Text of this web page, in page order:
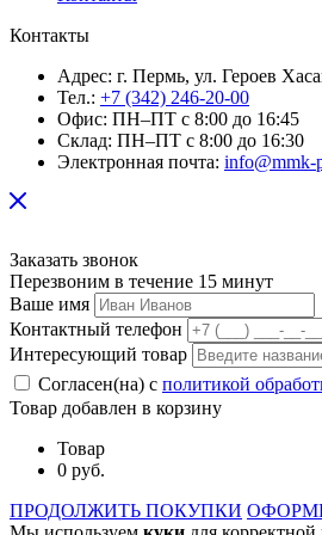
Контакты
Адрес: г. Пермь, ул. Героев
Тел.: +7 (342) 246-20-00
Офис: ПН–ПТ с 8:00 до 16:45
Склад: ПН–ПТ с 8:00 до 16:30
Электронная почта: info@mmk-
Заказать звонок
Перезвоним в течение 15 минут
Ваше имя
Контактный телефон
Интересующий товар
Согласен(на) с политикой
Товар добавлен в корзину
Товар
0 руб.
ПРОДОЛЖИТЬ ПОКУПКИ